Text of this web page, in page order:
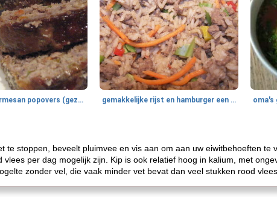
smakelijke parmesan popovers (gezonder!) gemakkelijke rijst en hamburger een gerecht diner
te stoppen, beveelt pluimvee en vis aan om aan uw eiwitbehoeften te
per dag mogelijk zijn. Kip is ook relatief hoog in kalium, met
zonder vel, die vaak minder vet bevat dan veel stukken rood vlees.